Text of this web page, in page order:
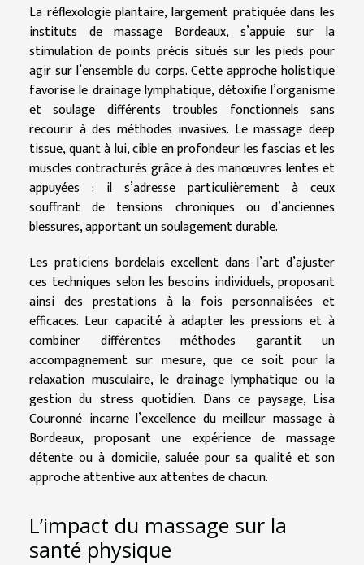
La réflexologie plantaire, largement pratiquée dans les
instituts de massage Bordeaux, s’appuie sur la
stimulation de points précis situés sur les pieds pour
agir sur l’ensemble du corps. Cette approche holistique
favorise le drainage lymphatique, détoxifie l’organisme
et soulage différents troubles fonctionnels sans
recourir à des méthodes invasives. Le massage deep
tissue, quant à lui, cible en profondeur les fascias et les
muscles contracturés grâce à des manœuvres lentes et
appuyées : il s’adresse particulièrement à ceux
souffrant de tensions chroniques ou d’anciennes
blessures, apportant un soulagement durable.
Les praticiens bordelais excellent dans l’art d’ajuster
ces techniques selon les besoins individuels, proposant
ainsi des prestations à la fois personnalisées et
efficaces. Leur capacité à adapter les pressions et à
combiner différentes méthodes garantit un
accompagnement sur mesure, que ce soit pour la
relaxation musculaire, le drainage lymphatique ou la
gestion du stress quotidien. Dans ce paysage, Lisa
Couronné incarne l’excellence du meilleur massage à
Bordeaux, proposant une expérience de massage
détente ou à domicile, saluée pour sa qualité et son
approche attentive aux attentes de chacun.
L’impact du massage sur la
santé physique